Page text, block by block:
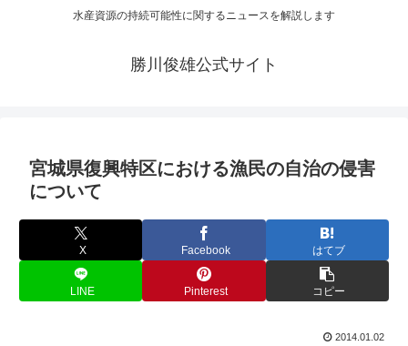
水産資源の持続可能性に関するニュースを解説します
勝川俊雄公式サイト
宮城県復興特区における漁民の自治の侵害
について
X Facebook はてブ
LINE Pinterest コピー
2014.01.02